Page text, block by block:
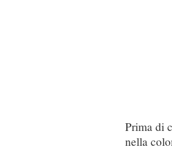
Prima di
nella